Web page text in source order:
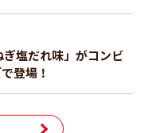
塩だれ味」がコンビ
登場！